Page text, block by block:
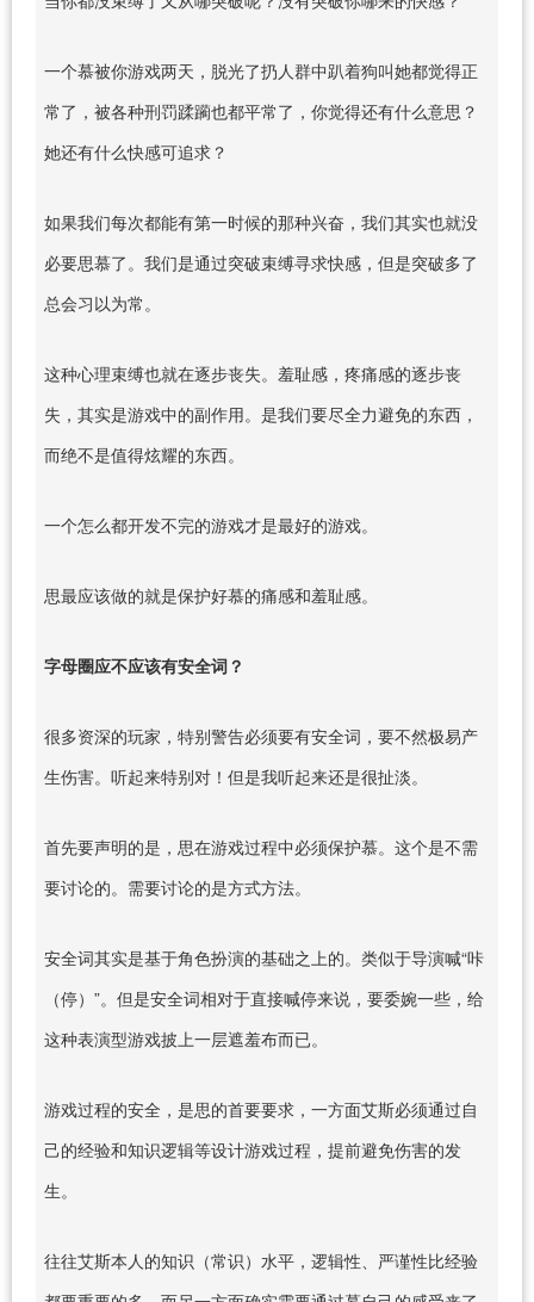
一个慕被你游戏两天，脱光了扔人群中趴着狗叫她都觉得正
常了，被各种刑罚蹂躏也都平常了，你觉得还有什么意思？
她还有什么快感可追求？
如果我们每次都能有第一时候的那种兴奋，我们其实也就没
必要思慕了。我们是通过突破束缚寻求快感，但是突破多了
总会习以为常。
这种心理束缚也就在逐步丧失。羞耻感，疼痛感的逐步丧
失，其实是游戏中的副作用。是我们要尽全力避免的东西，
而绝不是值得炫耀的东西。
一个怎么都开发不完的游戏才是最好的游戏。
思最应该做的就是保护好慕的痛感和羞耻感。
字母圈应不应该有安全词？
很多资深的玩家，特别警告必须要有安全词，要不然极易产
生伤害。听起来特别对！但是我听起来还是很扯淡。
首先要声明的是，思在游戏过程中必须保护慕。这个是不需
要讨论的。需要讨论的是方式方法。
安全词其实是基于角色扮演的基础之上的。类似于导演喊“咔
（停）”。但是安全词相对于直接喊停来说，要委婉一些，给
这种表演型游戏披上一层遮羞布而已。
游戏过程的安全，是思的首要要求，一方面艾斯必须通过自
己的经验和知识逻辑等设计游戏过程，提前避免伤害的发
生。
往往艾斯本人的知识（常识）水平，逻辑性、严谨性比经验